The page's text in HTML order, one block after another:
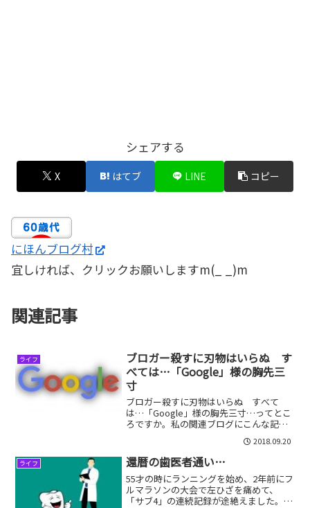
シェアする
X はてブ LINE コピー
にほんブログ村
宜しければ、クリックお願いしますm(_ _)m
関連記事
ライフ
ブロガー殺すに刃物はいらぬ す
べては…「Google」様の胸先三
寸
ブロガー殺すに刃物はいらぬ すべて
は…「Google」様の胸先三寸…ってとこ
ろですか。私の関連ブログにこんな記事
があります。私は「赤緑色弱」なんです
が、そのコンプレックスを記事にしただ
けで、内容は別に他愛のないものです。
ところが調べてみると...
2018.09.20
ライフ 還暦の歯医者通い…
55才の時にランニングを始め、2年前にフ
ルマラソンの大会で左ひざを痛めて、
「サブ4」の連続記録が途絶えました。